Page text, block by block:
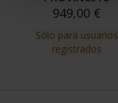
949,00 €
Sólo para usuarios
registrados